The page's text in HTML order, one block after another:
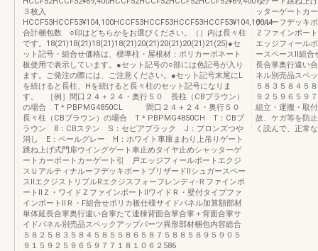
３枚入
HCCF53HCCF53¥104,100HCCF53HCCF53HCCF53HCCF53¥104,10044
合計梱包数 ○印はどちらかをお選びください。（）内は長々柱
です。18(21)18(21)18(21)18(21)20(21)20(21)20(21)21(25)●セ
ット記号・組合せ価格は、標準柱・屋根材：ポリカーボネート
板使用で表示しています。●セット記号の○部には色記号が入り
ます。ご発注の際には、ご注意ください。●セット記号末尾にL
を続けると長柱、Hを続けると長々柱のセット記号になりま
す。 ［例］間口２４＋２４・奥行５０ 長柱（CBブラウン）
の場合 T＊PBPMG4850CL 間口２４＋２４・奥行５０
長々柱（CBブラウン）の場合 T＊PBPMG4850CH T：CBブ
ラウン 8：CBステン S：セピアブラック J：ブロンズつや
消し E：ペールグレー H：ホワイト車庫まわり上吊りゲート
跳ね上げ式門扉ウイングゲート車止めタイヤ止めシャッターゲ
ートカーポートカーゲート引 戸エッジフィールポートエクジ
スＵアルティナルーフデッキポートブリザードⅡシュガースペー
スⅡエクジストリプルRエクジスフォーフレンディ-Ｒファインポ
ートⅡＺ・ワイドＺファインポートⅡワイドＲ・壁付タイプファ
インポートⅡＲ・F組合せポリカ板仕様サイドパネル加算額部材
単体延長合掌奥行違い合掌たて連棟背面合掌合掌＋背面合掌サ
イドパネル別売品スペックアップパーツ異形部材梱包内容総合
５８２５８３５８４５８５５８６５８７５８８５８９５９０５
９１５９２５９６５９７７１８１０６２586
ッターゲートカ
ナルーフデッキ
Ｚファインポー
エッジフィール
ースペースⅡ組合
長合掌奥行違い
ネル別売品スペ
５８３５８４５
９２５９６５９
組立・運搬・取
故、ケガ等を防
く読んで、正常